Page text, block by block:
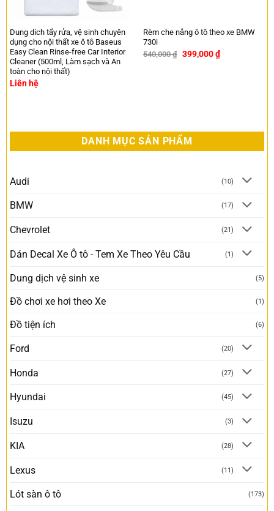
Dung dich tẩy rửa, vệ sinh chuyên
dụng cho nội thất xe ô tô Baseus
Easy Clean Rinse-free Car Interior
Cleaner (500ml, Làm sạch và An
toàn cho nội thất)
Liên hệ
Rèm che nắng ô tô theo xe BMW
730i
540,000₫ 399,000₫
DANH MỤC SẢN PHẨM
Audi (10)
BMW (17)
Chevrolet (21)
Dán Decal Xe Ô tô - Tem Xe Theo Yêu Cầu (1)
Dung dịch vệ sinh xe (5)
Đồ chơi xe hơi theo Xe (1)
Đồ tiện ích (6)
Ford (20)
Honda (27)
Hyundai (45)
Isuzu (3)
KIA (28)
Lexus (11)
Lót sàn ô tô (173)